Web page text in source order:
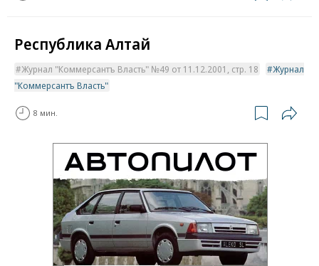
Республика Алтай
Журнал "Коммерсантъ Власть" №49 от 11.12.2001, стр. 18
Журнал
"Коммерсантъ Власть"
8 мин.